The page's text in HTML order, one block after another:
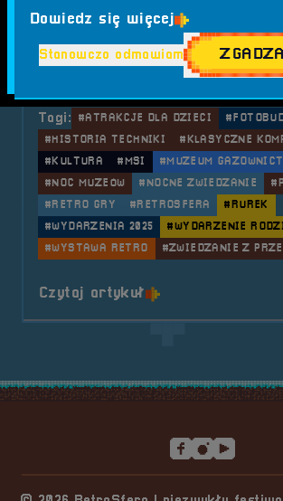
w tym kultowa Retro Strefa z
komputerami i konsolami.
Kategorie wpisu:
Tagi: #ATRAKCJE DLA DZIECI
#HISTORIA TECHNIKI
#KLASYCZNE
#KULTURA
#MSI
#MUZEUM
#NOC MUZEÓW
#NOCNE ZWIEDZANIE
#RETRO GRY
#RETROSFERA
#RUREK
#WYDARZENIA 2025
#WYDARZENIE
#WYSTAWA RETRO
#ZWIEDZANIE Z
Czytaj artykuło tytule
Dowiedz się więcej
Stanowczo odmawiam